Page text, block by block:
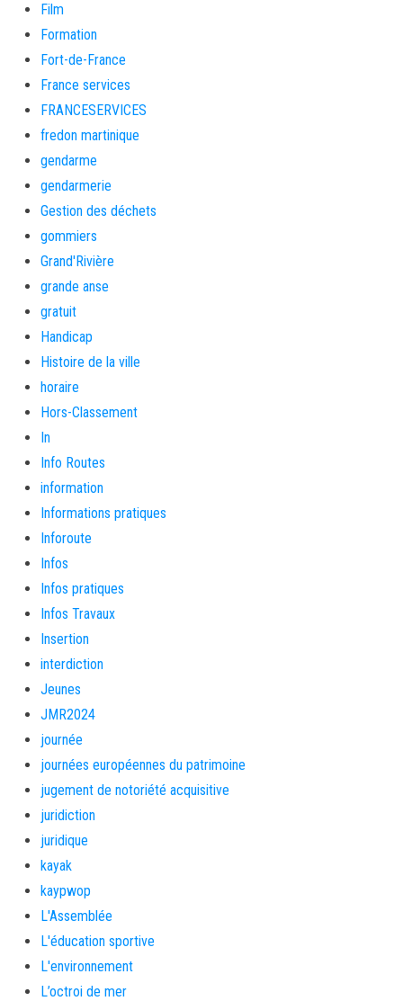
Film
Formation
Fort-de-France
France services
FRANCESERVICES
fredon martinique
gendarme
gendarmerie
Gestion des déchets
gommiers
Grand'Rivière
grande anse
gratuit
Handicap
Histoire de la ville
horaire
Hors-Classement
In
Info Routes
information
Informations pratiques
Inforoute
Infos
Infos pratiques
Infos Travaux
Insertion
interdiction
Jeunes
JMR2024
journée
journées européennes du patrimoine
jugement de notoriété acquisitive
juridiction
juridique
kayak
kaypwop
L'Assemblée
L'éducation sportive
L'environnement
L’octroi de mer